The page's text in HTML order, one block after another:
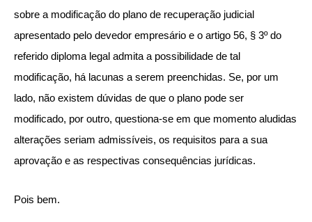
sobre a modificação do plano de recuperação judicial
apresentado pelo devedor empresário e o artigo 56, § 3º do
referido diploma legal admita a possibilidade de tal
modificação, há lacunas a serem preenchidas. Se, por um
lado, não existem dúvidas de que o plano pode ser
modificado, por outro, questiona-se em que momento aludidas
alterações seriam admissíveis, os requisitos para a sua
aprovação e as respectivas consequências jurídicas.
Pois bem.